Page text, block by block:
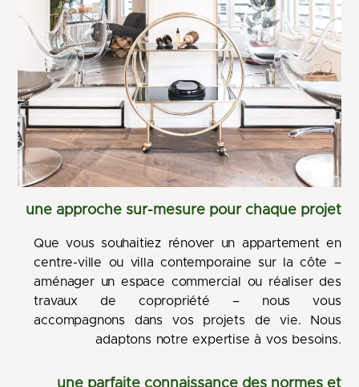
une approche sur-mesure pour chaque projet
Que vous souhaitiez rénover un appartement en
centre-ville ou villa contemporaine sur la côte –
aménager un espace commercial ou réaliser des
travaux de copropriété – nous vous
accompagnons dans vos projets de vie. Nous
adaptons notre expertise à vos besoins.
une parfaite connaissance des normes et